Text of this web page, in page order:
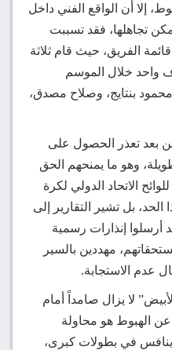
إلا أن الواقع الفني داخل
تجاهلها، فقد تسببت
الفريق، حيث قام ثلاثة
واحد خلال الموسم
بنتايج، وصلاح مصدق،
بعد تعذر الحصول على
وهو ما يمنحهم الحق
الاتحاد الدولي لكرة
الحد، بل تشير التقارير إلى
أرسلوا إنذارات رسمية
مهددين بالسير
عدم الاستجابة.
لا يزال صامداً أمام
عن الهبوط هو محاولة
ينافس في بطولات كبرى،